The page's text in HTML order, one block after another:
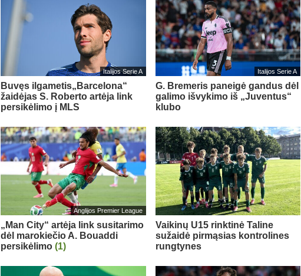
Italijos Serie A
Buvęs ilgametis„Barcelona“
žaidėjas S. Roberto artėja link
persikėlimo į MLS
Italijos Serie A
G. Bremeris paneigė gandus dėl
galimo išvykimo iš „Juventus“
klubo
Anglijos Premier League
„Man City“ artėja link susitarimo
dėl marokiečio A. Bouaddi
persikėlimo(1)
Vaikinų U15 rinktinė Taline
sužaidė pirmąsias kontrolines
rungtynes